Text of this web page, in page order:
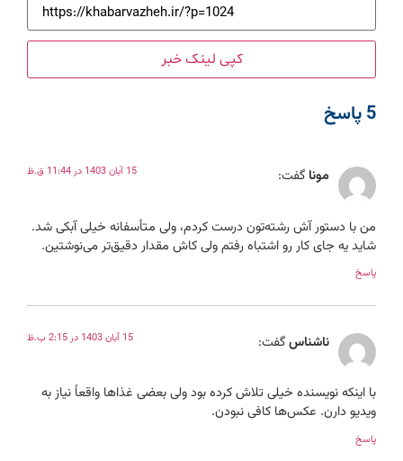
کپی لینک خبر
5 پاسخ
مونا گفت: 15 آبان 1403 در 11:44 ق.ظ
من با دستور آش رشته‌تون درست کردم، ولی متأسفانه خیلی آبکی شد.
شاید یه جای کار رو اشتباه رفتم ولی کاش مقدار دقیق‌تر می‌نوشتین.
پاسخ
ناشناسگفت: 15 آبان 1403 در 2:15 ب.ظ
با اینکه نویسنده خیلی تلاش کرده بود ولی بعضی غذاها واقعاً نیاز به
ویدیو دارن. عکس‌ها کافی نبودن.
پاسخ